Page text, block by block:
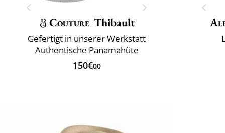
Couture Thibault
Gefertigt in unserer Werkstatt
Authentische Panamahüte
150€00